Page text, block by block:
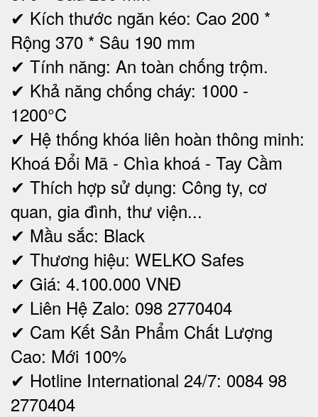
✔ Kích thước ngăn kéo: Cao 200 *
Rộng 370 * Sâu 190 mm
✔ Tính năng: An toàn chống trộm.
✔ Khả năng chống cháy: 1000 -
1200°C
✔ Hệ thống khóa liên hoàn thông minh:
Khoá Đổi Mã - Chìa khoá - Tay Cầm
✔ Thích hợp sử dụng: Công ty, cơ
quan, gia đình, thư viện...
✔ Mầu sắc: Black
✔ Thương hiệu: WELKO Safes
✔ Giá: 4.100.000 VNĐ
✔ Liên Hệ Zalo: 098 2770404
✔ Cam Kết Sản Phẩm Chất Lượng
Cao: Mới 100%
✔ Hotline International 24/7: 0084 98
2770404